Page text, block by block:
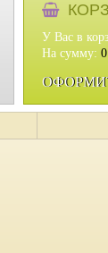
У Вас в
На сумму: 0